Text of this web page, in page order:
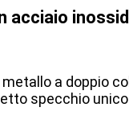
acciaio
a doppio
specchio unico